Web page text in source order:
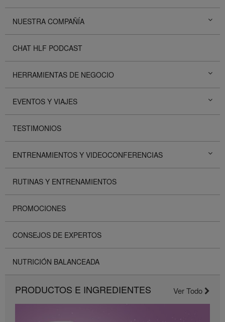
NUESTRA COMPAÑÍA
CHAT HLF PODCAST
HERRAMIENTAS DE NEGOCIO
EVENTOS Y VIAJES
TESTIMONIOS
ENTRENAMIENTOS Y VIDEOCONFERENCIAS
RUTINAS Y ENTRENAMIENTOS
PROMOCIONES
CONSEJOS DE EXPERTOS
NUTRICIÓN BALANCEADA
PRODUCTOS E INGREDIENTES Ver Todo